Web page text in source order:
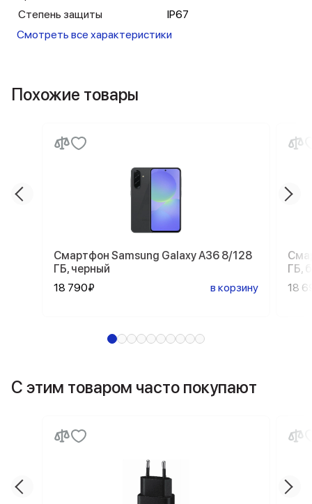
Степень защиты
IP67
Смотреть все характеристики
Похожие товары
Смартфон Samsung Galaxy A36 8/128
ГБ, черный
18 790₽
в корзину
ГБ,
18
С этим товаром часто покупают